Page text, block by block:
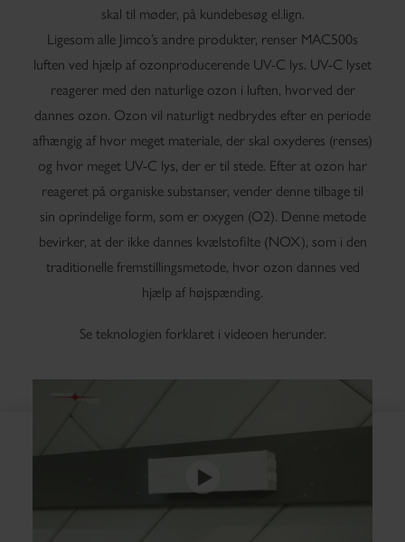
skal til møder, på kundebesøg el.lign.
Ligesom alle Jimco’s andre produkter, renser MAC500s
luften ved hjælp af ozonproducerende UV-C lys. UV-C lyset
reagerer med den naturlige ozon i luften, hvorved der
dannes ozon. Ozon vil naturligt nedbrydes efter en periode
afhængig af hvor meget materiale, der skal oxyderes (renses)
og hvor meget UV-C lys, der er til stede. Efter at ozon har
reageret på organiske substanser, vender denne tilbage til
sin oprindelige form, som er oxygen (O2). Denne metode
bevirker, at der ikke dannes kvælstofilte (NOX), som i den
traditionelle fremstillingsmetode, hvor ozon dannes ved
hjælp af højspænding.
Se teknologien forklaret i videoen herunder.